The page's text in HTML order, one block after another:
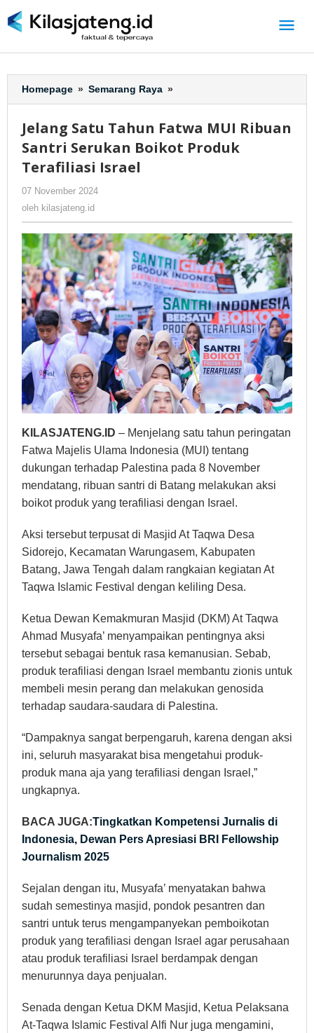
ke
Homepage » Semarang Raya »
Satu
Fatwa
MUI
Produk
Terafiliasi
Israel
Jelang Satu Tahun Fatwa MUI Ribuan
Santri Serukan Boikot Produk
Terafiliasi Israel
07 November 2024
oleh kilasjateng.id
KILASJATENG.ID – Menjelang satu tahun peringatan
Fatwa Majelis Ulama Indonesia (MUI) tentang
dukungan terhadap Palestina pada 8 November
mendatang, ribuan santri di Batang melakukan aksi
boikot produk yang terafiliasi dengan Israel.
Aksi tersebut terpusat di Masjid At Taqwa Desa
Sidorejo, Kecamatan Warungasem, Kabupaten
Batang, Jawa Tengah dalam rangkaian kegiatan At
Taqwa Islamic Festival dengan keliling Desa.
Ketua Dewan Kemakmuran Masjid (DKM) At Taqwa
Ahmad Musyafa’ menyampaikan pentingnya aksi
tersebut sebagai bentuk rasa kemanusian. Sebab,
produk terafiliasi dengan Israel membantu zionis untuk
membeli mesin perang dan melakukan genosida
terhadap saudara-saudara di Palestina.
“Dampaknya sangat berpengaruh, karena dengan aksi
ini, seluruh masyarakat bisa mengetahui produk-
produk mana aja yang terafiliasi dengan Israel,”
ungkapnya.
BACA JUGA:Tingkatkan Kompetensi Jurnalis di
Indonesia, Dewan Pers Apresiasi BRI Fellowship
Journalism 2025
Sejalan dengan itu, Musyafa’ menyatakan bahwa
sudah semestinya masjid, pondok pesantren dan
santri untuk terus mengampanyekan pemboikotan
produk yang terafiliasi dengan Israel agar perusahaan
atau produk terafiliasi Israel berdampak dengan
menurunnya daya penjualan.
Senada dengan Ketua DKM Masjid, Ketua Pelaksana
At-Taqwa Islamic Festival Alfi Nur juga mengamini,